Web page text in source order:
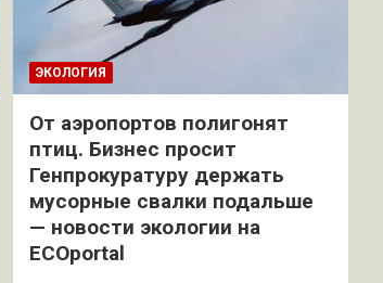
ЭКОЛОГИЯ
От аэропортов полигонят
птиц. Бизнес просит
Генпрокуратуру держать
мусорные свалки подальше
— новости экологии на
ECOportal